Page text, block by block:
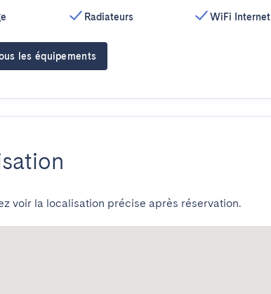
Radiateurs WiFi Internet
les équipements
voir la localisation précise après réservation.